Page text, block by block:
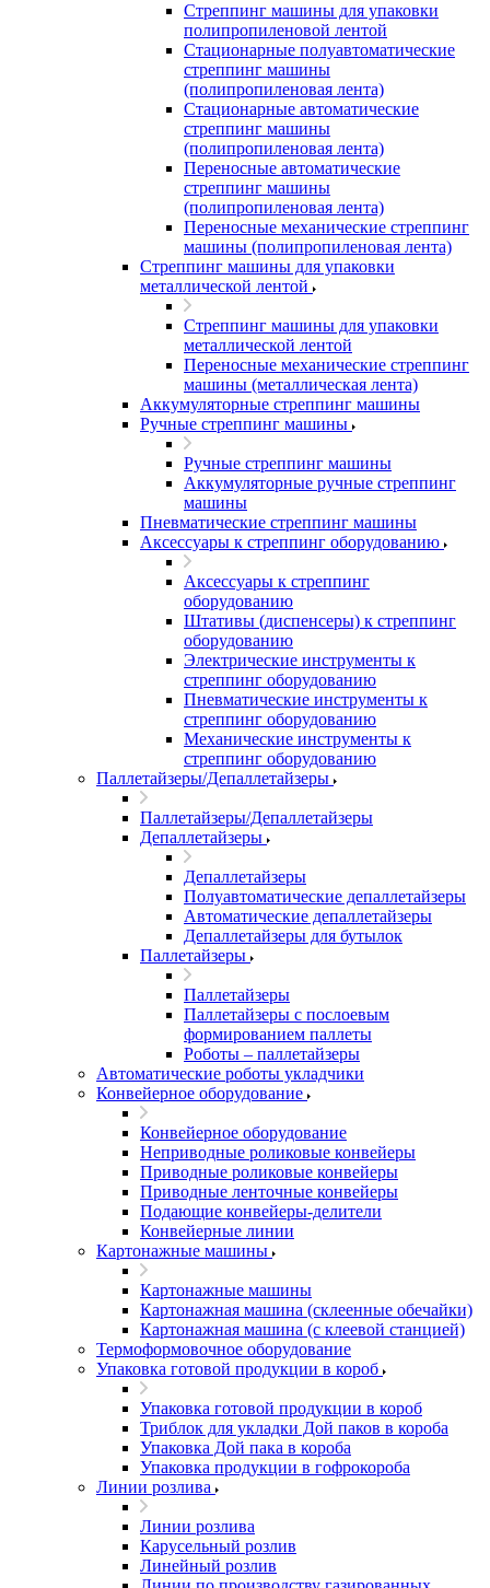
Стреппинг машины для упаковки
полипропиленовой лентой
Стационарные полуавтоматические
стреппинг машины
(полипропиленовая лента)
Стационарные автоматические
стреппинг машины
(полипропиленовая лента)
Переносные автоматические
стреппинг машины
(полипропиленовая лента)
Переносные механические стреппинг
машины (полипропиленовая лента)
Стреппинг машины для упаковки
металлической лентой
Стреппинг машины для упаковки
металлической лентой
Переносные механические стреппинг
машины (металлическая лента)
Аккумуляторные стреппинг машины
Ручные стреппинг машины
Ручные стреппинг машины
Аккумуляторные ручные стреппинг
машины
Пневматические стреппинг машины
Аксессуары к стреппинг оборудованию
Аксессуары к стреппинг
оборудованию
Штативы (диспенсеры) к стреппинг
оборудованию
Электрические инструменты к
стреппинг оборудованию
Пневматические инструменты к
стреппинг оборудованию
Механические инструменты к
стреппинг оборудованию
Паллетайзеры/Депаллетайзеры
Паллетайзеры/Депаллетайзеры
Депаллетайзеры
Депаллетайзеры
Полуавтоматические депаллетайзеры
Автоматические депаллетайзеры
Депаллетайзеры для бутылок
Паллетайзеры
Паллетайзеры
Паллетайзеры с послоевым
формированием паллеты
Роботы – паллетайзеры
Автоматические роботы укладчики
Конвейерное оборудование
Конвейерное оборудование
Неприводные роликовые конвейеры
Приводные роликовые конвейеры
Приводные ленточные конвейеры
Подающие конвейеры-делители
Конвейерные линии
Картонажные машины
Картонажные машины
Картонажная машина (склеенные обечайки)
Картонажная машина (с клеевой станцией)
Термоформовочное оборудование
Упаковка готовой продукции в короб
Упаковка готовой продукции в короб
Триблок для укладки Дой паков в короба
Упаковка Дой пака в короба
Упаковка продукции в гофрокороба
Линии розлива
Линии розлива
Карусельный розлив
Линейный розлив